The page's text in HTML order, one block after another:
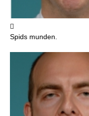

Spids munden.